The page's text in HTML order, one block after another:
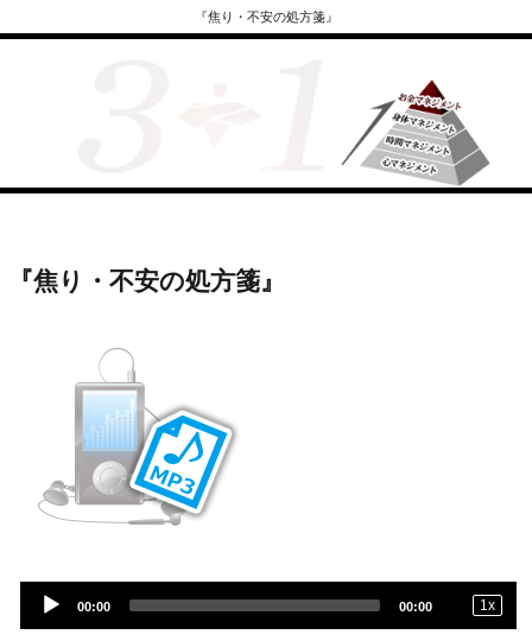
『焦り・不安の処方箋』
『焦り・不安の処方箋』
Audio
Player
00:00 00:00 1x